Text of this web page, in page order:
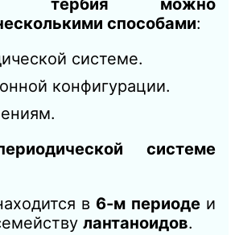
тербия можно
способами:
системе.
конфигурации.
системе
в 6-м периодеи
лантаноидов.